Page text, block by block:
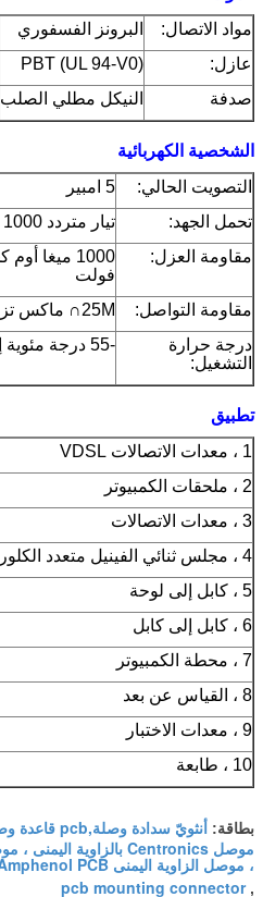
مواد الاتصال:
البرونز الفسفوري
عازل:
PBT (UL 94-V0)
صدفة
النيكل مطلي الصلب
الشخصية الكهربائية
التصويت الحالي:
5 امبير
تحمل الجهد:
تيار متردد 1000 فولت جذر متوسط ​​التربيع
مقاومة العزل:
فولت
مقاومة التواصل:
25M∩ ماكس تزاوج
درجة حرارة
التشغيل:
-55 درجة مئوية إلى + 105 درجة مئوية
تطبيق
1 ، معدات الاتصالات VDSL
2 ، ملحقات الكمبيوتر
3 ، معدات الاتصالات
4 ، مجلس ثنائي الفينيل متعدد الكلور
5 ، كابل إلى لوحة
6 ، كابل إلى كابل
7 ، محطة الكمبيوتر
8 ، القياس عن بعد
9 ، معدات الاختبار
10 ، طابعة
بطاقة: أنثويّ سدادة وصلة,pcb قاعدة وصلة
، موصل الزاوية اليمنى Amphenol PCB
,
pcb mounting connector